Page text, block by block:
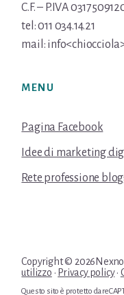
C.F. – P.IVA
tel: 011 034.14.21
mail:
MENU
Pagina Facebook
Idee di marketing
Rete professione
Copyright ©
utilizzo · Privacy policy·
Questo sito è protetto da